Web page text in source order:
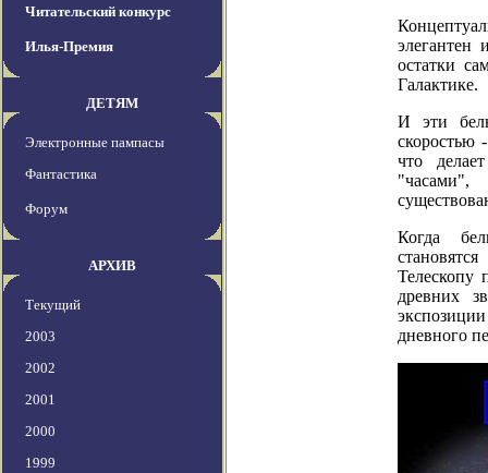
Читательский конкурс
Илья-Премия
ДЕТЯМ
Электронные пампасы
Фантастика
Форум
АРХИВ
Текущий
2003
2002
2001
2000
1999
элегантен
остатки
Галактике.
И эти
скоростью
что
Когда
Телескопу
древних
дневного